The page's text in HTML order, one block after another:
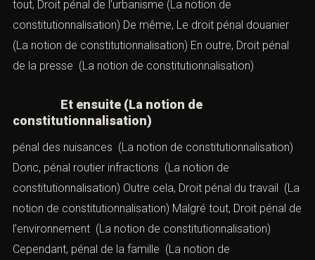
Engagement, E-mail : contact@cabinetaci.com
CatégoriesPremièrement, LE CABINETEn premier lieu,
Rôle de l’avocat pénaliste(La notion de
constitutionnalisation) En somme,Droit pénal(La notion
notion de constitutionnalisation) Après cela,
spécial : les infractions du code pénal
affaires(La notion de constitutionnalisation) Aussi,Droit
pénal fiscal(La notion de constitutionnalisation) Malgré
tout,Droit pénal de l’urbanisme(La notion de
constitutionnalisation) De même,Le droit pénal douanier
(La notion de constitutionnalisation) En outre,Droit pénal
de la presse(La notion de constitutionnalisation)